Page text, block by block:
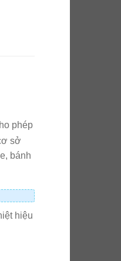
phép
sở
bánh
hiệu